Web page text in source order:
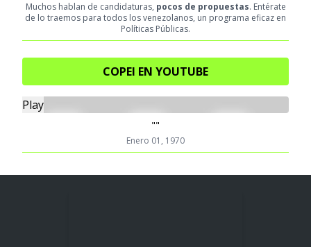
Muchos hablan de candidaturas, pocos de propuestas. Entérate
de lo traemos para todos los venezolanos, un programa eficaz en
Políticas Públicas.
COPEI EN YOUTUBE
Play
""
Enero 01, 1970